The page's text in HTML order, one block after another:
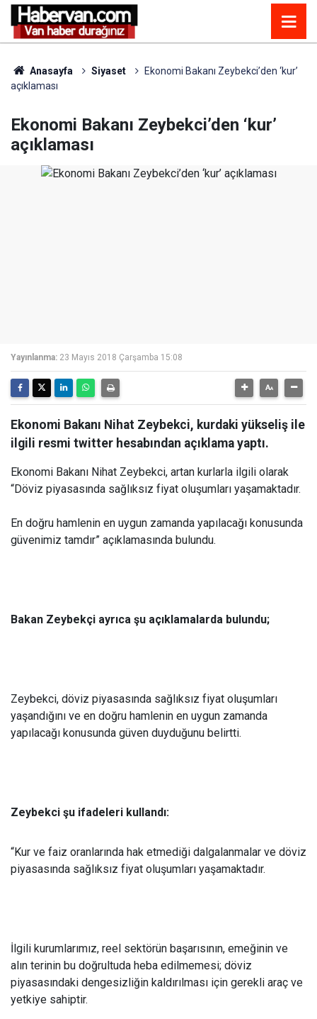
Anasayfa Siyaset
Ekonomi Bakanı Zeybekci’den ‘kur’
açıklaması
Ekonomi Bakanı Zeybekci’den ‘kur’
açıklaması
Yayınlanma: 23 Mayıs 2018 Çarşamba 15:08
Ekonomi Bakanı Nihat Zeybekci, kurdaki yükseliş ile
ilgili resmi twitter hesabından açıklama yaptı.
Ekonomi Bakanı Nihat Zeybekci, artan kurlarla ilgili olarak
“Döviz piyasasında sağlıksız fiyat oluşumları yaşamaktadır.
En doğru hamlenin en uygun zamanda yapılacağı konusunda
güvenimiz tamdır” açıklamasında bulundu.
Bakan Zeybekçi ayrıca şu açıklamalarda bulundu;
Zeybekci, döviz piyasasında sağlıksız fiyat oluşumları
yaşandığını ve en doğru hamlenin en uygun zamanda
yapılacağı konusunda güven duyduğunu belirtti.
Zeybekci şu ifadeleri kullandı:
“Kur ve faiz oranlarında hak etmediği dalgalanmalar ve döviz
piyasasında sağlıksız fiyat oluşumları yaşamaktadır.
İlgili kurumlarımız, reel sektörün başarısının, emeğinin ve
alın terinin bu doğrultuda heba edilmemesi; döviz
piyasasındaki dengesizliğin kaldırılması için gerekli araç ve
yetkiye sahiptir.